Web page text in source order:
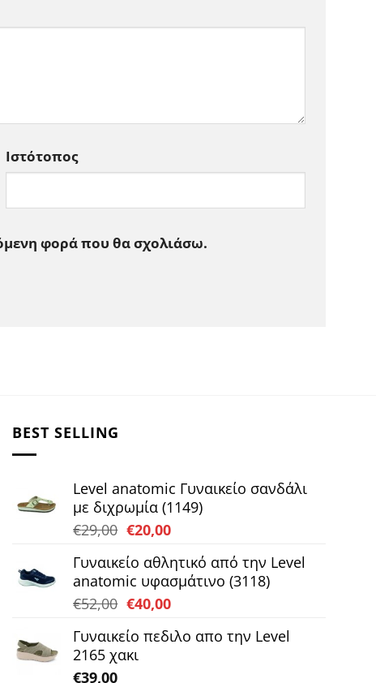
Ιστότοπος
φορά που θα σχολιάσω.
BEST SELLING
Level anatomic Γυναικείο σανδάλι
με διχρωμία (1149)
€29,00 Original
was:
€29,00.
€20,00Η
τιμή
είναι:
€20,00.
Γυναικείο αθλητικό από την Level
anatomic υφασμάτινο (3118)
€52,00 Original
was:
€52,00.
€40,00Η
τιμή
Γυναικείο πεδιλο απο την Level
2165 χακι
€39,00